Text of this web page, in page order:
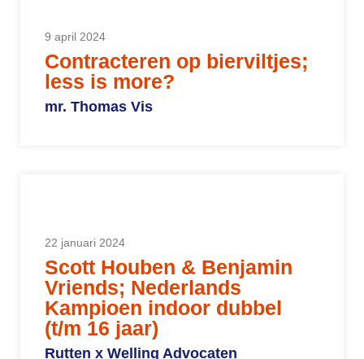
9 april 2024
Contracteren op bierviltjes;
less is more?
mr. Thomas Vis
22 januari 2024
Scott Houben & Benjamin
Vriends; Nederlands
Kampioen indoor dubbel
(t/m 16 jaar)
Rutten x Welling Advocaten